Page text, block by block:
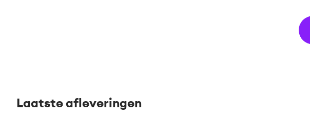
Laatste afleveringen